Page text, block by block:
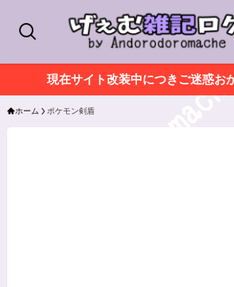
現在サイト改装中につきご迷惑お
ホーム ポケモン剣盾